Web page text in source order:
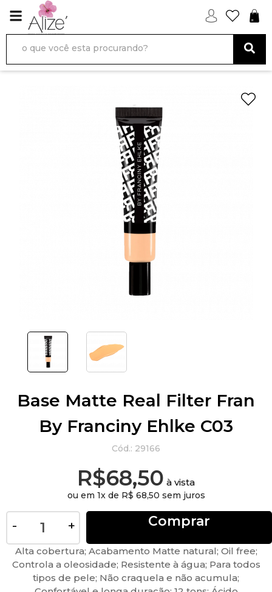
Base Matte Real Filter Fran
By Franciny Ehlke C03
Cód.: 29166
R$68,50 à vista
ou em 1x de R$ 68,50 sem juros
+
- Comprar
Alta cobertura; Acabamento Matte natural; Oil free;
Controla a oleosidade; Resistente à água; Para todos
tipos de pele; Não craquela e não acumula;